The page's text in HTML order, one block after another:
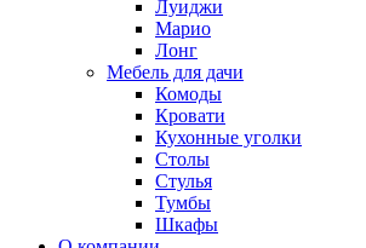
Луиджи
Марио
Лонг
Мебель для дачи
Комоды
Кровати
Кухонные уголки
Столы
Стулья
Тумбы
Шкафы